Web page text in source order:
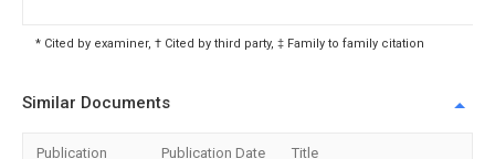
* Cited by examiner, † Cited by third party, ‡ Family to family citation
Similar Documents
Publication Publication Date Title